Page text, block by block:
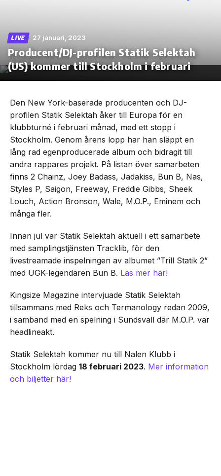
Skip
the
LIVE 27 januari, 2023
Producent/DJ-profilen Statik Selektah
(US) kommer till Stockholm i februari
Den New York-baserade producenten och DJ-
profilen Statik Selektah åker till Europa för en
klubbturné i februari månad, med ett stopp i
Stockholm. Genom årens lopp har han släppt en
lång rad egenproducerade album och bidragit till
andra rappares projekt. På listan över samarbeten
finns 2 Chainz, Joey Badass, Jadakiss, Bun B, Nas,
Styles P, Saigon, Freeway, Freddie Gibbs, Sheek
Louch, Action Bronson, Wale, M.O.P., Eminem och
många fler.
Innan jul var Statik Selektah aktuell i ett samarbete
med samplingstjänsten Tracklib, för den
livestreamade inspelningen av albumet ”Trill Statik 2”
med UGK-legendaren Bun B. Läs mer här!
Kingsize Magazine intervjuade Statik Selektah
tillsammans med Reks och Termanology redan 2009,
i samband med en spelning i Sundsvall där M.O.P. var
headlineakt.
Statik Selektah kommer nu till Nalen Klubb i
Stockholm lördag 18 februari 2023. Mer information
och biljetter här!